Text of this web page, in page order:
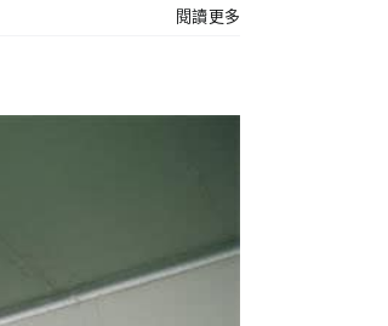
閱讀更多